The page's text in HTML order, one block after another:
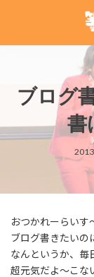
ン
プ
ー
動
ブログ
書
おつかれーらいす
ブログ書きたいの
なんというか、毎
超元気だよ～こな